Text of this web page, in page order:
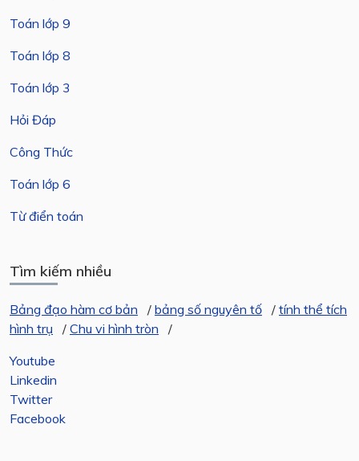
Toán lớp 9
Toán lớp 8
Toán lớp 3
Hỏi Đáp
Công Thức
Toán lớp 6
Từ điển toán
Tìm kiếm nhiều
Bảng đạo hàm cơ bản / bảng số nguyên tố / tính thể tích
hình trụ
/ Chu vi hình tròn
/
Youtube
Linkedin
Twitter
Facebook